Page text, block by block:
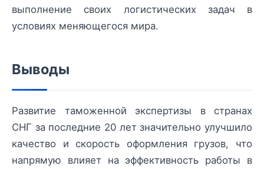
выполнение своих логистических задач в
условиях меняющегося мира.
Выводы
Развитие таможенной экспертизы в странах
СНГ за последние 20 лет значительно улучшило
качество и скорость оформления грузов, что
напрямую влияет на эффективность работы в